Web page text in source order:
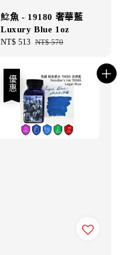
鯰魚 - 19180 奢華藍
Luxury Blue 1oz
Sale
NT$ 513 Regular
NT$ 570
優惠